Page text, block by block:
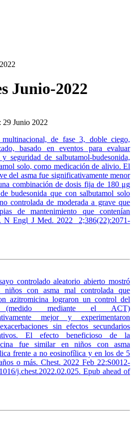
Junio-2022
29 Junio 2022
multinacional, de fase 3, doble ciego,
basado en eventos para evaluar
seguridad de salbutamol-budesonida,
solo, como medicación de alivio. El
del asma fue significativamente menor
combinación de dosis fija de 180 μg
budesonida que con salbutamol solo
controlada de moderada a grave que
de mantenimiento que contenían
N Engl J Med. 2022 2;386(22):2071-
controlado aleatorio abierto mostró
niños con asma mal controlada que
azitromicina lograron un control del
(medido mediante el ACT)
mejor y experimentaron
sin efectos secundarios
El efecto beneficioso de la
fue similar en niños con asma
frente a no eosinofílica y en los de 5
o más. Chest. 2022 Feb 22:S0012-
j.chest.2022.02.025. Epub ahead of